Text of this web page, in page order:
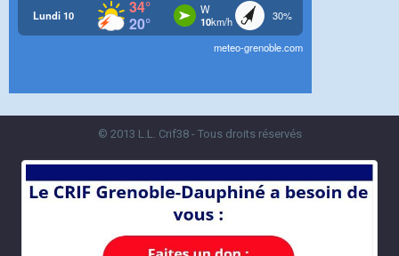
© 2013 L.L. Crif38 - Tous droits réservés